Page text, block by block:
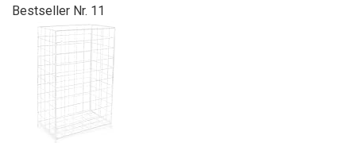
Bestseller Nr. 11